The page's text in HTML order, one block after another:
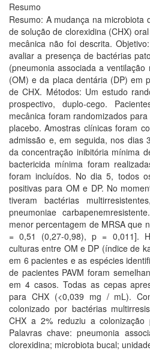
Resumo
Resumo: A mudança na microbiota
de solução de clorexidina (CHX)
mecânica não foi descrita.
avaliar a presença de bactérias
(pneumonia associada a
(OM) e da placa dentária (DP) em
de CHX. Métodos: Um estudo
prospectivo, duplo-cego.
mecânica foram randomizados
placebo. Amostras clínicas foram
admissão e, em seguida, nos dias
da concentração inibitória mínima
bactericida mínima foram
foram incluídos. No dia 5, todos
positivas para OM e DP. No
tiveram bactérias
pneumoniae
menor percentagem de MRSA que
= 0,51 (0,27-0,98), p = 0,011].
culturas entre OM e DP (índice de
em 6 pacientes e as espécies
de pacientes PAVM foram
em 4 casos. Todas as cepas
para CHX (<0,039 mg / mL).
colonizado por bactérias
CHX a 2% reduziu a colonização
Palavras chave: pneumonia
clorexidina; microbiota bucal;